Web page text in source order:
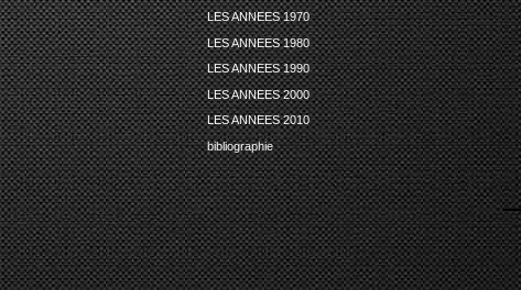
LES ANNEES 1970
LES ANNEES 1980
LES ANNEES 1990
LES ANNEES 2000
LES ANNEES 2010
bibliographie